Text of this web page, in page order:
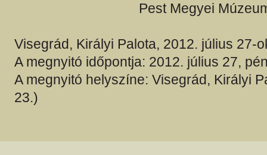
Pest Megyei
Visegrád, Királyi Palota, 2012. július 27-
A megnyitó időpontja: 2012. július 27,
A megnyitó helyszíne: Visegrád, Királyi
23.)